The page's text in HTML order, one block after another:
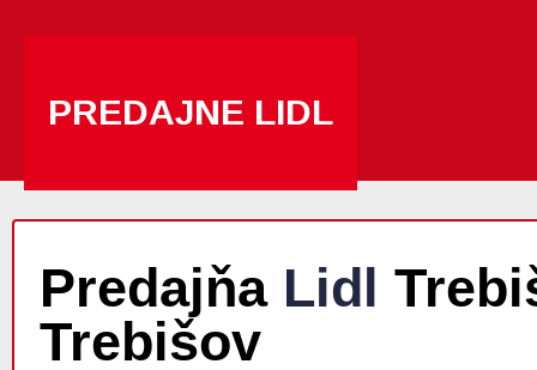
PREDAJNE LIDL
Predajňa Lidl
Trebišov